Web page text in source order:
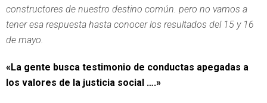
constructores de nuestro destino común. pero no vamos a
tener esa respuesta hasta conocer los resultados del 15 y 16
de mayo.
«La gente busca testimonio de conductas apegadas a
los valores de la justicia social ….»